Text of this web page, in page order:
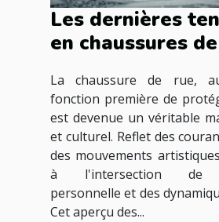
Les dernières
en chaussures
La chaussure de rue,
fonction première de
est devenue un véritable
et culturel. Reflet des
des mouvements
à l'intersection de
personnelle et des
Cet aperçu des...